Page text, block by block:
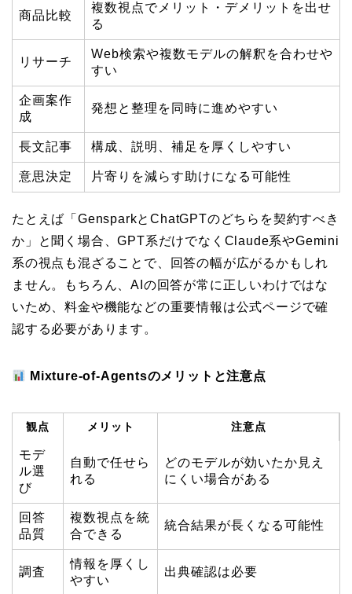
商品比較
複数視点でメリット・デメリットを出せ
る
リサーチ
Web検索や複数モデルの解釈を合わせや
すい
企画案作
成
発想と整理を同時に進めやすい
長文記事 構成、説明、補足を厚くしやすい
意思決定 片寄りを減らす助けになる可能性
たとえば「GensparkとChatGPTのどちらを契約すべき
か」と聞く場合、GPT系だけでなくClaude系やGemini
系の視点も混ざることで、回答の幅が広がるかもしれ
ません。もちろん、AIの回答が常に正しいわけではな
いため、料金や機能などの重要情報は公式ページで確
認する必要があります。
Mixture-of-Agentsのメリットと注意点
観点 メリット 注意点
モデ
ル選
び
自動で任せら
れる
どのモデルが効いたか見え
にくい場合がある
回答
品質
複数視点を統
合できる
統合結果が長くなる可能性
調査
情報を厚くし
やすい
出典確認は必要